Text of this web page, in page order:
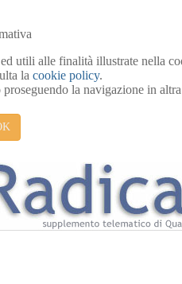
utili alle finalità illustrate nella
la cookie policy.
la navigazione in